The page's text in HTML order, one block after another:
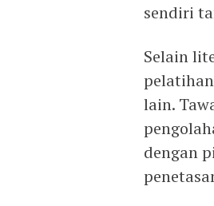
sendiri
Selain
lain.
dengan